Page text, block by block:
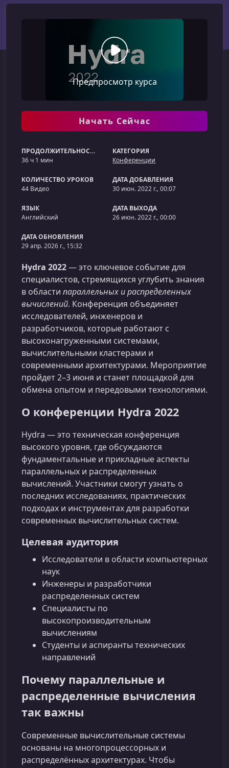
Предпросмотр курса
Начать Сейчас
ПРОДОЛЖИТЕЛЬНОСТЬ
36 ч 1 мин
КАТЕГОРИЯ
Конференции
КОЛИЧЕСТВО УРОКОВ
44 Видео
ДАТА ДОБАВЛЕНИЯ
30 июн. 2022 г., 00:07
ЯЗЫК
Английский
ДАТА ВЫХОДА
26 июн. 2022 г., 00:00
ДАТА ОБНОВЛЕНИЯ
29 апр. 2026 г., 15:32
Hydra 2022— это ключевое событие для
специалистов, стремящихся углубить знания
в области параллельных и распределенных
вычислений. Конференция объединяет
исследователей, инженеров и
разработчиков, которые работают с
высоконагруженными системами,
вычислительными кластерами и
современными архитектурами. Мероприятие
пройдет 2–3 июня и станет площадкой для
обмена опытом и передовыми технологиями.
О конференции Hydra 2022
Hydra — это техническая конференция
высокого уровня, где обсуждаются
фундаментальные и прикладные аспекты
параллельных и распределенных
вычислений. Участники смогут узнать о
последних исследованиях, практических
подходах и инструментах для разработки
современных вычислительных систем.
Целевая аудитория
Исследователи в области компьютерных
наук
Инженеры и разработчики
распределенных систем
Специалисты по
высокопроизводительным
вычислениям
Студенты и аспиранты технических
направлений
Почему параллельные и
распределенные вычисления
так важны
Современные вычислительные системы
основаны на многопроцессорных и
распределённых архитектурах. Чтобы